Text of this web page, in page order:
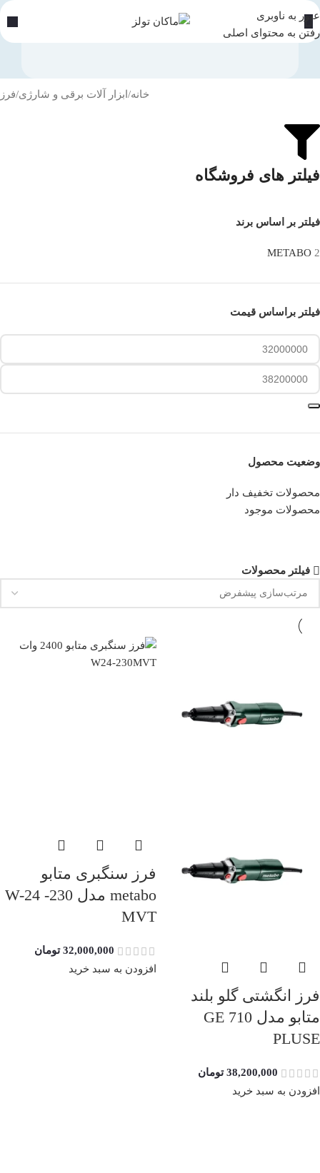
عبور به ناوبری
رفتن به محتوای اصلی
خانه ابزار آلات برقی و شارژی فرز
فیلتر های فروشگاه
فیلتر بر اساس برند
METABO 2
فیلتر براساس قیمت
وضعیت محصول
محصولات تخفیف دار
محصولات موجود
فیلتر محصولات
فرز انگشتی گلو بلند
متابو مدل GE 710
PLUSE
38,200,000 تومان
افزودن به سبد خرید
فرز سنگبری متابو
metabo مدل W-24 -230
MVT
32,000,000 تومان
افزودن به سبد خرید